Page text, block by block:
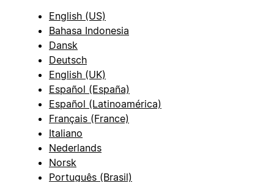
English (US)
Bahasa Indonesia
Dansk
Deutsch
English (UK)
Español (España)
Español (Latinoamérica)
Français (France)
Italiano
Nederlands
Norsk
Português (Brasil)